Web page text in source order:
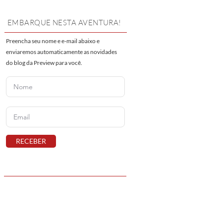
EMBARQUE NESTA AVENTURA!
Preencha seu nome e e-mail abaixo e
enviaremos automaticamente as novidades
do blog da Preview para você.
RECEBER